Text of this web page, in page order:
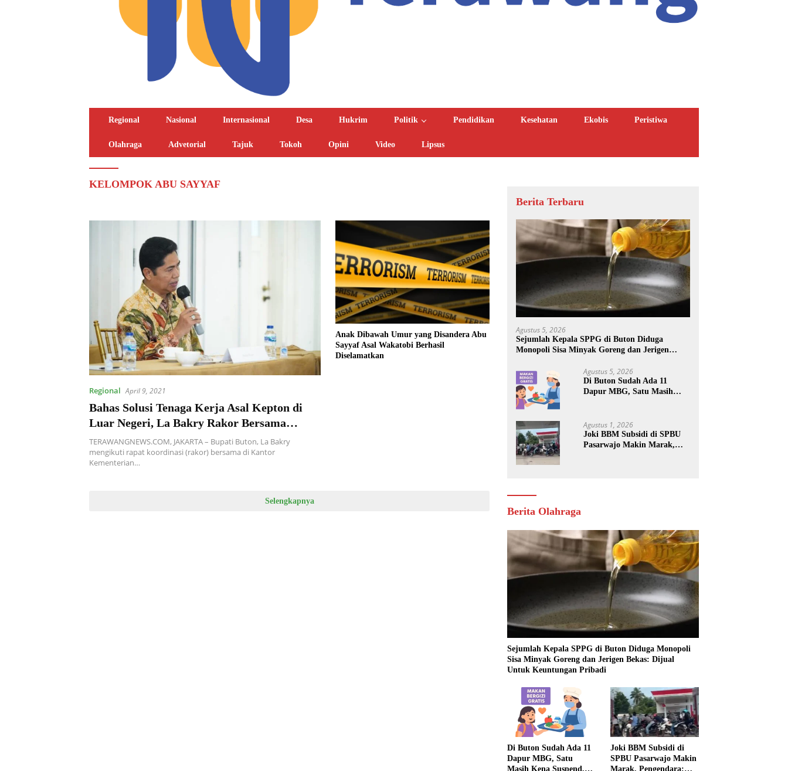
Regional Nasional Internasional Desa Hukrim Politik Pendidikan Kesehatan Ekobis Peristiwa
Olahraga Advetorial Tajuk Tokoh Opini Video Lipsus
KELOMPOK ABU SAYYAF
Regional April 9, 2021
Bahas Solusi Tenaga Kerja Asal Kepton di
Luar Negeri, La Bakry Rakor Bersama
Kemenlu di Jakarta
TERAWANGNEWS.COM, JAKARTA – Bupati Buton, La Bakry
mengikuti rapat koordinasi (rakor) bersama di Kantor
Kementerian…
Anak Dibawah Umur yang Disandera Abu
Sayyaf Asal Wakatobi Berhasil
Diselamatkan
Selengkapnya
Berita Terbaru
Agustus 5, 2026
Sejumlah Kepala SPPG di Buton Diduga
Monopoli Sisa Minyak Goreng dan Jerigen
Agustus 5, 2026
Di Buton Sudah Ada 11
Dapur MBG, Satu Masih
Agustus 1, 2026
Joki BBM Subsidi di SPBU
Pasarwajo Makin Marak,
Berita Olahraga
Sejumlah Kepala SPPG di Buton Diduga Monopoli
Sisa Minyak Goreng dan Jerigen Bekas: Dijual
Untuk Keuntungan Pribadi
Di Buton Sudah Ada 11
Dapur MBG, Satu
Masih Kena Suspend,
Joki BBM Subsidi di
SPBU Pasarwajo Makin
Marak, Pengendara: